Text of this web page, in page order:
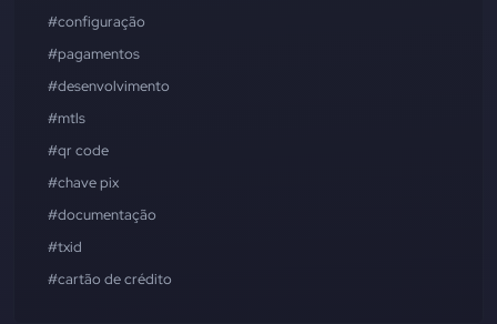
#configuração
#pagamentos
#desenvolvimento
#mtls
#qr code
#chave pix
#documentação
#txid
#cartão de crédito